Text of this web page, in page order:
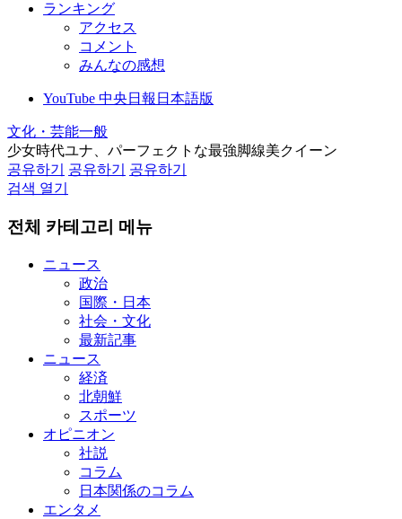
ランキング
アクセス
コメント
みんなの感想
YouTube 中央日報日本語版
文化・芸能一般
少女時代ユナ、パーフェクトな最強脚線美クイーン
공유하기
공유하기
공유하기
검색 열기
전체 카테고리 메뉴
ニュース
政治
国際・日本
社会・文化
最新記事
ニュース
経済
北朝鮮
スポーツ
オピニオン
社説
コラム
日本関係のコラム
エンタメ